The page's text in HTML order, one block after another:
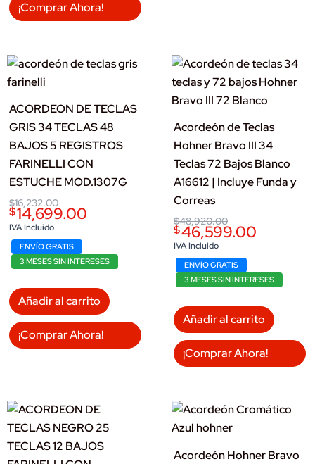
¡Comprar Ahora!
ACORDEON DE TECLAS
GRIS 34 TECLAS 48
BAJOS 5 REGISTROS
FARINELLI CON
ESTUCHE MOD.1307G
$16,232.00
Original
price
was:
$16,232.00.
$14,699.00
Current
price
is:
$14,699.00.
IVA Incluido
ENVÍO GRATIS
3 MESES SIN INTERESES
Añadir al carrito
¡Comprar Ahora!
Acordeón de Teclas
Hohner Bravo III 34
Teclas 72 Bajos Blanco
A16612 | Incluye Funda y
Correas
$48,920.00
Original
price
was:
$48,920.00.
$46,599.00
Current
price
is:
$46,599.00.
IVA Incluido
ENVÍO GRATIS
3 MESES SIN INTERESES
Añadir al carrito
¡Comprar Ahora!
Acordeón Hohner Bravo